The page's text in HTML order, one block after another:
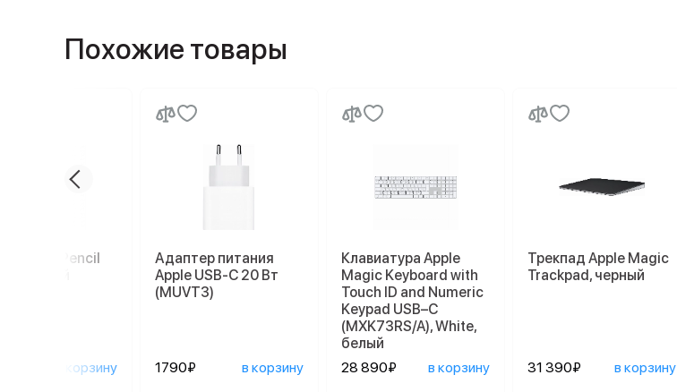
Похожие товары
Apple Pencil
в корзину
Адаптер питания
Apple USB-C 20 Вт
(MUVT3)
1790₽ в корзину
Клавиатура Apple
Magic Keyboard with
Touch ID and Numeric
Keypad USB–C
(MXK73RS/A), White,
белый
28 890₽
в корзину
Трекпад Apple Magic
Trackpad, черный
31 390₽ в корзину